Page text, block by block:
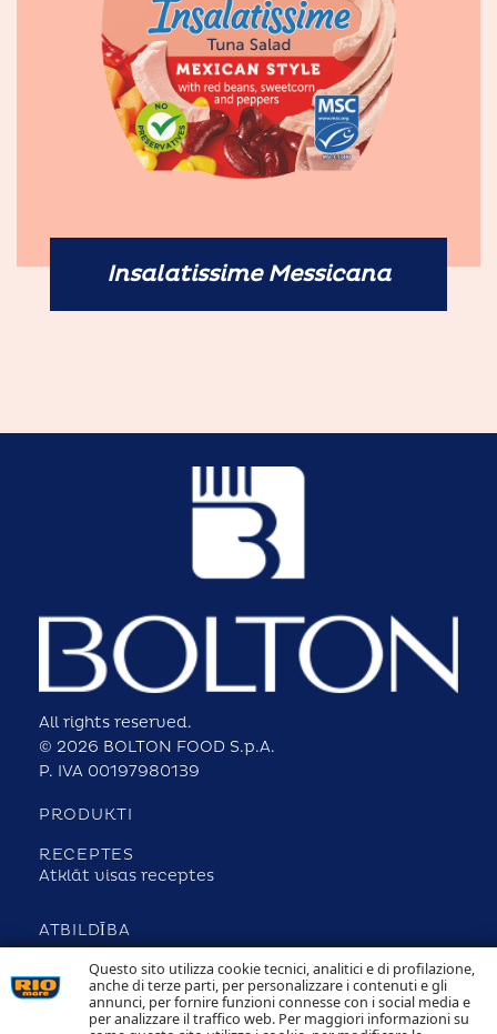
Questo sito utilizza cookie tecnici, analitici e di profilazione,
anche di terze parti, per personalizzare i contenuti e gli
annunci, per fornire funzioni connesse con i social media e
per analizzare il traffico web. Per maggiori informazioni su
Insalatissime Messicana
All rights reserved.
© 2026 BOLTON FOOD S.p.A.
P. IVA 00197980139
PRODUKTI
RECEPTES
Atklāt visas receptes
ATBILDĪBA
SAZINĀTIES AR MUMS
SĪKDATŅU POLITIKA UN PRIVĀTUMA POLITIKA